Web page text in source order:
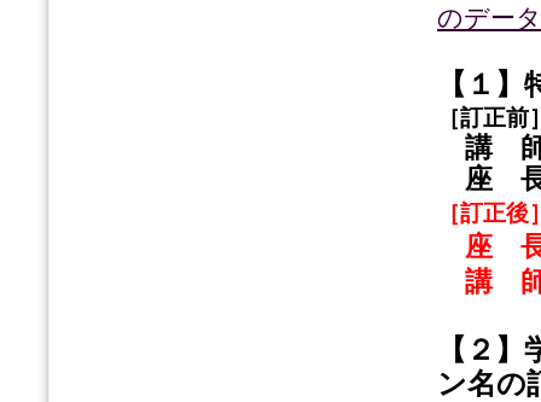
のデー
【１
［訂正前
講 師
座 長
［訂正後
座 長
講 師
【２
ン名の